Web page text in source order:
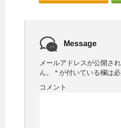
Message
メールアドレスが公開さ
ん。
* が付いている欄は
コメント